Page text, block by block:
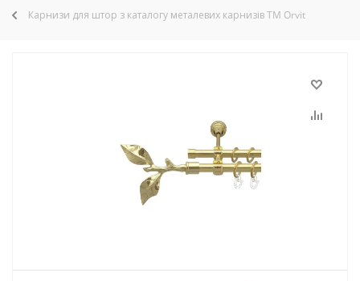
Карнизи для штор з каталогу металевих карнизів TM Orvit